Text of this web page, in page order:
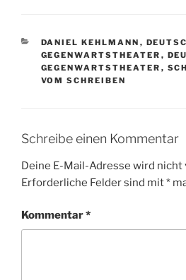
KATEGORIEN
DANIEL KEHLMANN ,
GEGENWARTSTHEATER ,
GEGENWARTSTHEATER ,
VOM SCHREIBEN
Schreibe einen Kommentar
Deine E-Mail-Adresse wird
Erforderliche Felder sind mit*
Kommentar*